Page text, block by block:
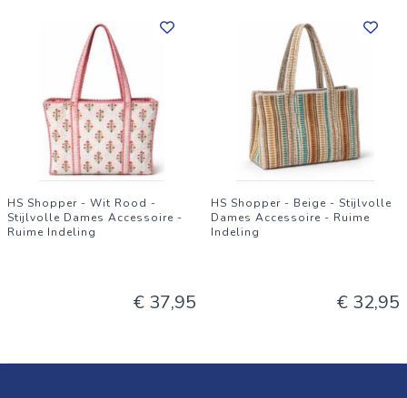
HS Shopper - Wit Rood -
Stijlvolle Dames Accessoire -
Ruime Indeling
€ 37,95
HS Shopper - Beige - Stijlvolle
Dames Accessoire - Ruime
Indeling
€ 32,95